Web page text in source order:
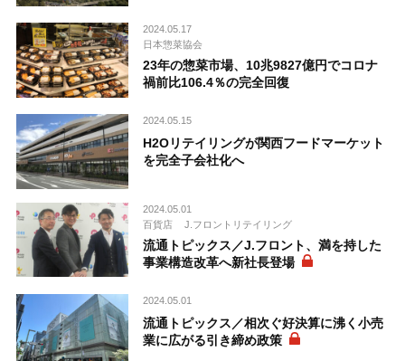
2024.05.17
日本惣菜協会
23年の惣菜市場、10兆9827億円でコロナ
禍前比106.4％の完全回復
2024.05.15
H2Oリテイリングが関西フードマーケット
を完全子会社化へ
2024.05.01
百貨店
J.フロントリテイリング
流通トピックス／J.フロント、満を持した
事業構造改革へ新社長登場
2024.05.01
流通トピックス／相次ぐ好決算に沸く小売
業に広がる引き締め政策